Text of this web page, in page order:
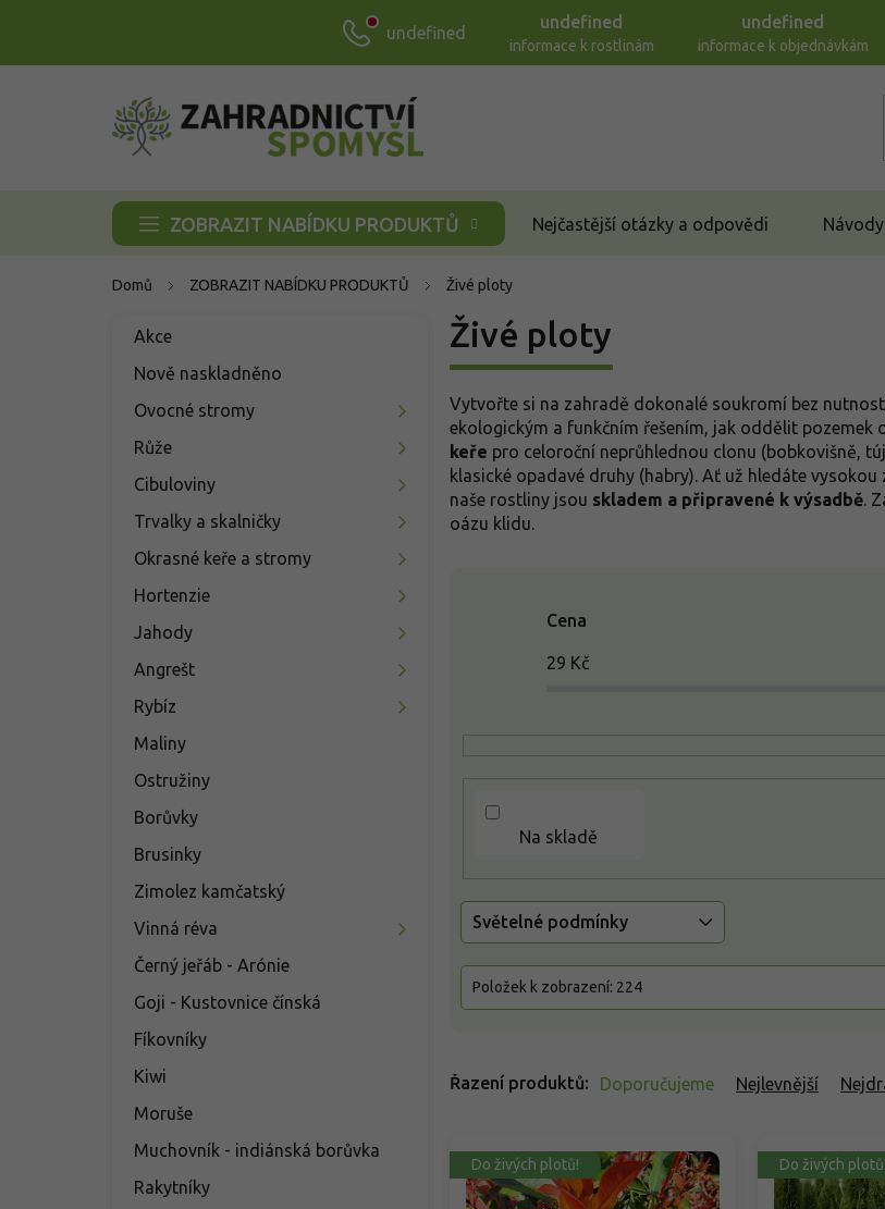
undefined
undefined
informace k rostlinám
undefined
informace k objednávkám
ZOBRAZIT NABÍDKU PRODUKTŮ Nejčastější otázky a odpovědi
Domů ZOBRAZIT NABÍDKU PRODUKTŮ Živé ploty
Přeskočit
Akce
Nově naskladněno
Ovocné stromy
Růže
Cibuloviny
Trvalky a skalničky
Okrasné keře a stromy
Hortenzie
Jahody
Angrešt
Rybíz
Maliny
Ostružiny
Borůvky
Brusinky
Zimolez kamčatský
Vinná réva
Černý jeřáb - Arónie
Goji - Kustovnice čínská
Fíkovníky
Kiwi
Moruše
Muchovník - indiánská borůvka
Rakytníky
Živé ploty
Vytvořte si na zahradě dokonalé soukromí bez
ekologickým a funkčním řešením, jak oddělit pozemek
keře pro celoroční neprůhlednou clonu (bobkovišně,
klasické opadavé druhy (habry). Ať už hledáte
naše rostliny jsou skladem a připravené k výsadbě.
oázu klidu.
Řazení produktů Doporučujeme Nejlevnější
Cena
29 Kč
Na skladě
Světelné podmínky
Položek k zobrazení: 224
Do živých plotů! Do živých plotů!